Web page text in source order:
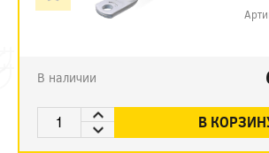
В наличии
В